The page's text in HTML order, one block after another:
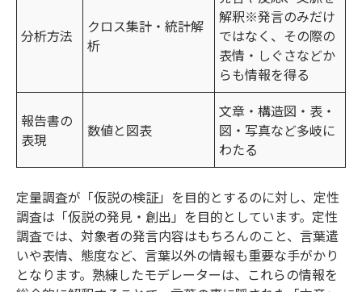
分析方法
クロス集計・統計解
析
解釈※発言のみだけ
ではなく、その際の
表情・しぐさなどか
らも情報を得る
報告書の
表現
数値と図表
文章・構造図・表・
図・写真など多岐に
わたる
定量調査が「仮説の検証」を目的とするのに対し、定性
調査は「仮説の発見・創出」を目的としています。定性
調査では、対象者の発言内容はもちろんのこと、言葉遣
いや表情、態度など、言葉以外の情報も重要な手がかり
となります。熟練したモデレーターは、これらの情報を